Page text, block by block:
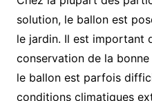
solution, le ballon est
le jardin. Il est important
conservation de la bonne
le ballon est parfois
conditions climatiques